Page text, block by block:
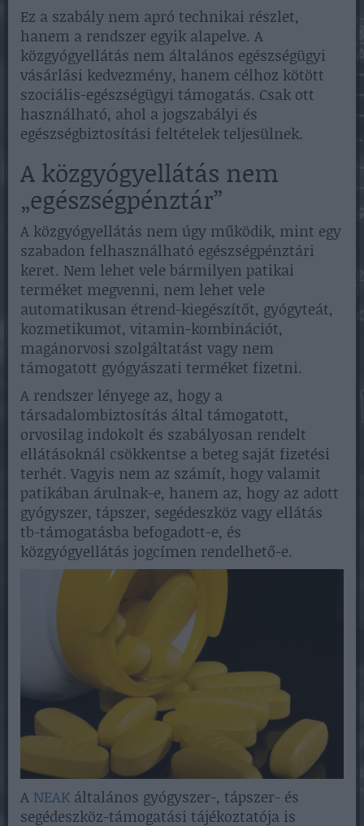
Ez a szabály nem apró technikai részlet,
hanem a rendszer egyik alapelve. A
közgyógyellátás nem általános egészségügyi
vásárlási kedvezmény, hanem célhoz kötött
szociális-egészségügyi támogatás. Csak ott
használható, ahol a jogszabályi és
egészségbiztosítási feltételek teljesülnek.
A közgyógyellátás nem
„egészségpénztár”
A közgyógyellátás nem úgy működik, mint egy
szabadon felhasználható egészségpénztári
keret. Nem lehet vele bármilyen patikai
terméket megvenni, nem lehet vele
automatikusan étrend-kiegészítőt, gyógyteát,
kozmetikumot, vitamin-kombinációt,
magánorvosi szolgáltatást vagy nem
támogatott gyógyászati terméket fizetni.
A rendszer lényege az, hogy a
társadalombiztosítás által támogatott,
orvosilag indokolt és szabályosan rendelt
ellátásoknál csökkentse a beteg saját fizetési
terhét. Vagyis nem az számít, hogy valamit
patikában árulnak-e, hanem az, hogy az adott
gyógyszer, tápszer, segédeszköz vagy ellátás
tb-támogatásba befogadott-e, és
közgyógyellátás jogcímen rendelhető-e.
A NEAK általános gyógyszer-, tápszer- és
segédeszköz-támogatási tájékoztatója is